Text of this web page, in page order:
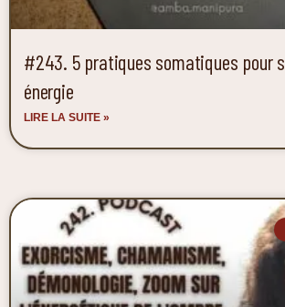
#243. 5 pratiques somatiques pour
énergie
LIRE LA SUITE »